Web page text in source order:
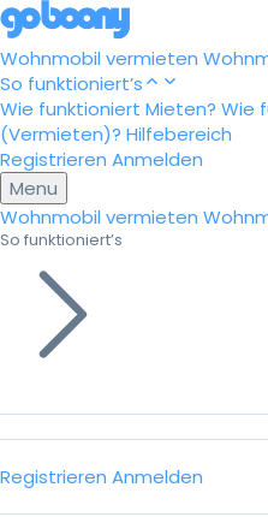
Wohnmobil vermieten
So funktioniert’s
Wie funktioniert Mieten? Wie
(Vermieten)? Hilfebereich
Registrieren Anmelden
Menu
Wohnmobil vermieten
So funktioniert’s
Registrieren Anmelden